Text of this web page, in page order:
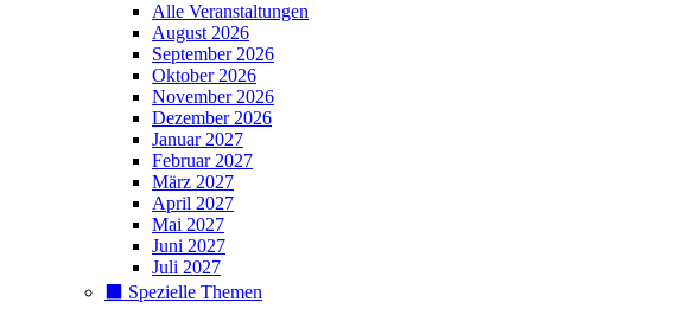
Alle Veranstaltungen
August 2026
September 2026
Oktober 2026
November 2026
Dezember 2026
Januar 2027
Februar 2027
März 2027
April 2027
Mai 2027
Juni 2027
Juli 2027
⬛️ Spezielle Themen